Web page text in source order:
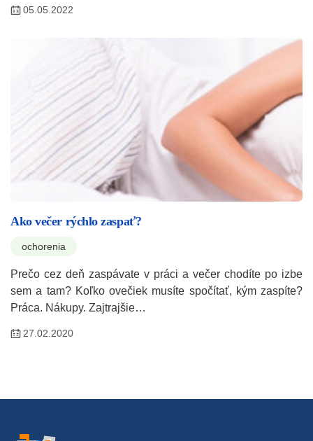
05.05.2022
Ako večer rýchlo zaspať?
ochorenia
Prečo cez deň zaspávate v práci a večer chodíte po izbe
sem a tam? Koľko ovečiek musíte spočítať, kým zaspíte?
Práca. Nákupy. Zajtrajšie…
27.02.2020